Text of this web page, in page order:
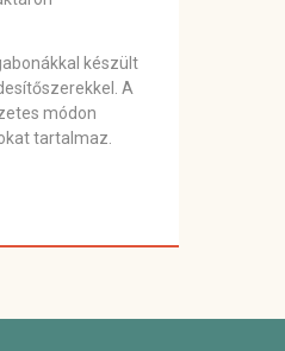
készült
A
módon
tartalmaz.